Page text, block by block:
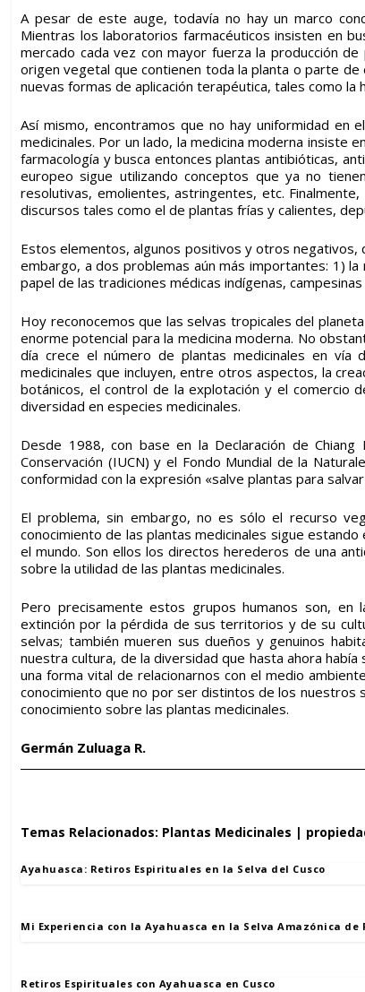
A pesar de este auge, todavía no hay un marco
Mientras los laboratorios farmacéuticos insisten en
mercado cada vez con mayor fuerza la producción
origen vegetal que contienen toda la planta o parte
nuevas formas de aplicación terapéutica, tales como
Así mismo, encontramos que no hay uniformidad en
medicinales. Por un lado, la medicina moderna insiste
farmacología y busca entonces plantas antibióticas,
europeo sigue utilizando conceptos que ya no
resolutivas, emolientes, astringentes, etc.
discursos tales como el de plantas frías y calientes,
Estos elementos, algunos positivos y otros negativos,
embargo, a dos problemas aún más importantes: 1)
papel de las tradiciones médicas indígenas,
Hoy reconocemos que las selvas tropicales del
enorme potencial para la medicina moderna. No
día crece el número de plantas medicinales en vía
medicinales que incluyen, entre otros aspectos, la
botánicos, el control de la explotación y el comercio
diversidad en especies medicinales.
Desde 1988, con base en la Declaración de Chiang
Conservación (IUCN) y el Fondo Mundial de la
conformidad con la expresión «salve plantas para
El problema, sin embargo, no es sólo el recurso
conocimiento de las plantas medicinales sigue
el mundo. Son ellos los directos herederos de una
sobre la utilidad de las plantas medicinales.
Pero precisamente estos grupos humanos son, en
extinción por la pérdida de sus territorios y de su
selvas; también mueren sus dueños y genuinos
nuestracultura, de la diversidad que hasta ahora
una forma vital de relacionarnos con el medio
conocimiento que no por ser distintos de los nuestros
conocimiento sobre las plantas medicinales.
Germán Zuluaga R.
Temas Relacionados: Plantas Medicinales |
Ayahuasca: Retiros Espirituales en la Selva del Cusco
Mi Experiencia con la Ayahuasca en la Selva Amazónica de
Retiros Espirituales con Ayahuasca en Cusco